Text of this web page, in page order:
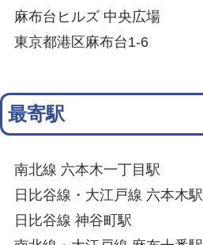
麻布台ヒルズ 中央広場
東京都港区麻布台1-6
最寄駅
南北線 六本木一丁目駅
日比谷線・大江戸線 六本木駅
日比谷線 神谷町駅